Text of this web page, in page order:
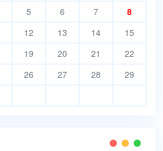
5 6 7
8
12 13 14
15
19 20 21
22
26 27 28
29